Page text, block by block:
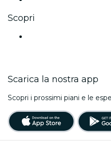
Scopri
Scarica la nostra app
Scopri i prossimi piani e le